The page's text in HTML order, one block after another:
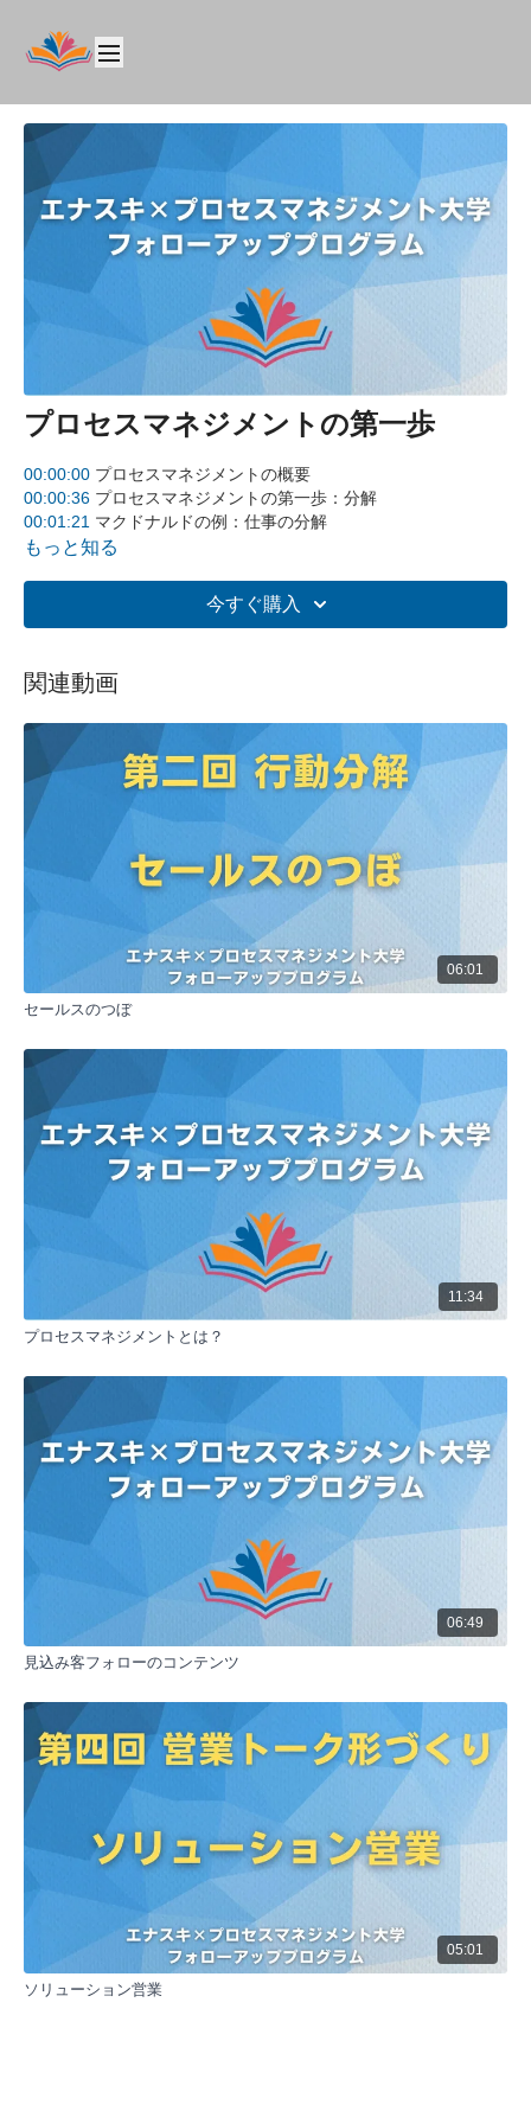
プロセスマネジメントの第一歩
00:00:00 プロセスマネジメントの概要
00:00:36 プロセスマネジメントの第一歩：分解
00:01:21 マクドナルドの例：仕事の分解
00:01:57マクドナルドの人員構成
成功のためのプロセス分解
営業プロセスの例
00:04:29プロセス設計の重要性
全体要約:
プロセスマネジメントの第一歩は、業務を細かく分解するこ
とです。マクドナルドの例を用いて、複雑な作業を小さな単
位に分けることの重要性を説明しています。営業プロセスを
例に、ターゲティングから受注契約までの流れを分解し、各
段階での重要ポイントを明確にすることで、効果的なプロセ
ス設計が可能になります。この手法は、組織や企業に応じて
カスタマイズすることが重要です。
5つの主要なポイント:
プロセスマネジメントの基本
プロセスマネジメントは結果ではなく、結果に至るプ
し、各段階での重要ポイントを明確にすることで、効
果的な管理が可能になります。これにより、成果につ
ながる行動を特定し、実行することができます。
マクドナルドの成功例
マクドナルドの創業者レイ・A・クロックの言葉を引
用し、複雑な業務を小さな単位に分解することの効果
を説明しています。マクドナルドでは、社員が全体の
10%しかいないにもかかわらず、一貫した品質のサー
ビスを提供できているのは、業務の細分化によるもの
営業プロセスの分解
営業活動を例に、プロセスの分解方法を説明していま
す。ターゲティングから受注契約までの流れを大まか
を明確にします。これにより、効果的な営業戦略を立
てることができます。
重要ポイントの設計
プロセスを分解する際は、単なる手順の羅列ではな
く、成果につながる重要ポイントを特定することが重
要です。各段階で何をすることが成功につながるの
か、勝ち筋は何かを明確にすることで、より効果的な
プロセス設計が可能になります。
カスタマイズの重要性
プロセス設計は、一般的な方法論を適用するだけでな
く、各企業や組織の特性に合わせてカスタマイズする
ことが重要です。自社にとって最適なプロセスと重要
ポイントを特定し、それに基づいて行動することで、
もっと知る
今すぐ購入
関連動画
06:01
セールスのつぼ
11:34
プロセスマネジメントとは？
06:49
見込み客フォローのコンテンツ
05:01
ソリューション営業